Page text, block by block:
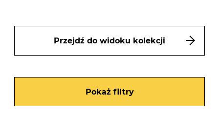
Przejdź do widoku kolekcji
Pokaż filtry